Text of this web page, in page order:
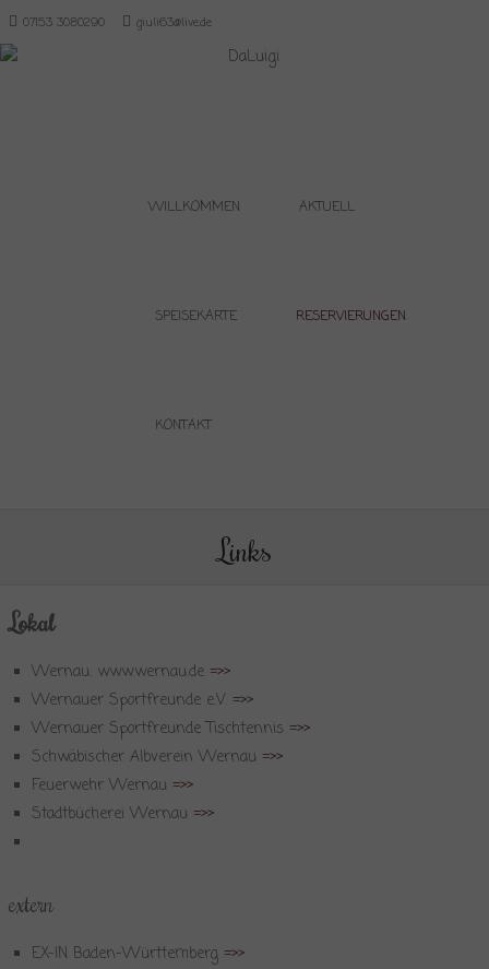
07153 3080290 giuli63@live.de
Menu
SKIP TO CONTENT
WILLKOMMEN AKTUELL
SPEISEKARTE RESERVIERUNGEN
KONTAKT
Links
Lokal
Wernau: www.wernau.de =>>
Wernauer Sportfreunde e.V. =>>
Wernauer Sportfreunde Tischtennis =>>
Schwäbischer Albverein Wernau =>>
Feuerwehr Wernau =>>
Stadtbücherei Wernau =>>
extern
EX-IN Baden-Württemberg =>>